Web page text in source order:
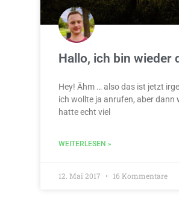
Hallo, ich bin wieder
Hey! Ähm … also das ist jetzt
ich wollte ja anrufen, aber
hatte echt viel
WEITERLESEN »
12. Mai 2017 16 Kommentare